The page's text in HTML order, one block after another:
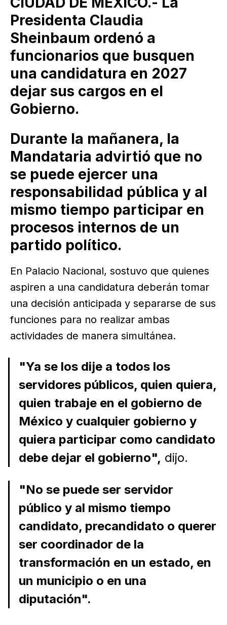
Presidenta Claudia
Sheinbaum ordenó a
funcionarios que busquen
una candidatura en 2027
dejar sus cargos en el
Gobierno.
Durante la mañanera, la
Mandataria advirtió que no
se puede ejercer una
responsabilidad pública y al
mismo tiempo participar en
procesos internos de un
partido político.
En Palacio Nacional, sostuvo que quienes
aspiren a una candidatura deberán tomar
una decisión anticipada y separarse de sus
funciones para no realizar ambas
actividades de manera simultánea.
"Ya se los dije a todos los
servidores públicos, quien quiera,
quien trabaje en el gobierno de
México y cualquier gobierno y
quiera participar como candidato
debe dejar el gobierno", dijo.
"No se puede ser servidor
público y al mismo tiempo
candidato, precandidato o querer
ser coordinador de la
transformación en un estado, en
un municipio o en una
diputación".